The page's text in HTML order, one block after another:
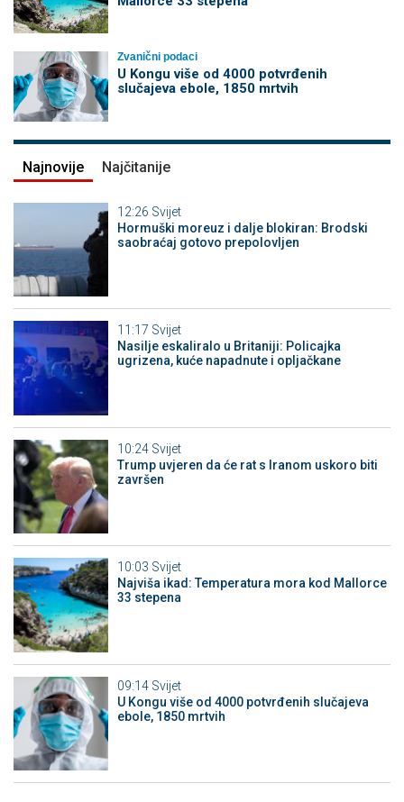
Zvanični podaci
U Kongu više od 4000 potvrđenih
slučajeva ebole, 1850 mrtvih
Najnovije Najčitanije
12:26 Svijet
Hormuški moreuz i dalje blokiran: Brodski
saobraćaj gotovo prepolovljen
11:17 Svijet
Nasilje eskaliralo u Britaniji: Policajka
ugrizena, kuće napadnute i opljačkane
10:24 Svijet
Trump uvjeren da će rat s Iranom uskoro biti
završen
10:03 Svijet
Najviša ikad: Temperatura mora kod Mallorce
33 stepena
09:14 Svijet
U Kongu više od 4000 potvrđenih slučajeva
ebole, 1850 mrtvih